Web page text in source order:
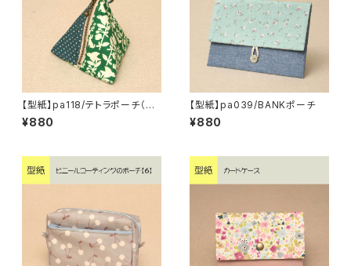
【型紙】pa118/テトラポーチ（S・
M）
¥880
【型紙】pa039/BANKポーチ
¥880